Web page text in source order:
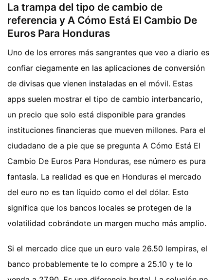
La trampa del tipo de cambio de
referencia y A Cómo Está El Cambio De
Euros Para Honduras
Uno de los errores más sangrantes que veo a diario es
confiar ciegamente en las aplicaciones de conversión
de divisas que vienen instaladas en el móvil. Estas
apps suelen mostrar el tipo de cambio interbancario,
un precio que solo está disponible para grandes
instituciones financieras que mueven millones. Para el
ciudadano de a pie que se pregunta A Cómo Está El
Cambio De Euros Para Honduras, ese número es pura
fantasía. La realidad es que en Honduras el mercado
del euro no es tan líquido como el del dólar. Esto
significa que los bancos locales se protegen de la
volatilidad cobrándote un margen mucho más amplio.
Si el mercado dice que un euro vale 26.50 lempiras, el
banco probablemente te lo compre a 25.10 y te lo